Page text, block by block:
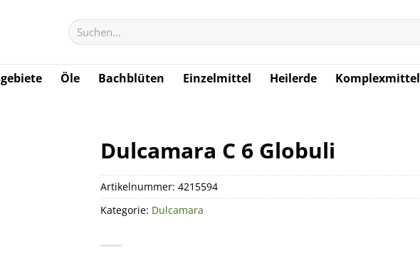
Suchen
nach:
Öle Bachblüten Einzelmittel Heilerde Komplexmittel
Dulcamara C 6 Globuli
Artikelnummer: 4215594
Kategorie: Dulcamara